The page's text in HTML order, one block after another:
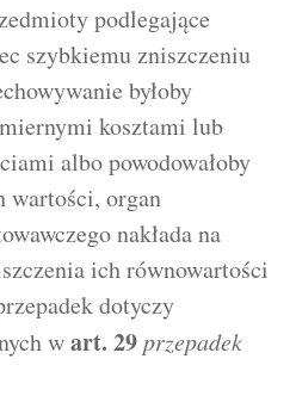
podlegające
szybkiemu zniszczeniu
byłoby
kosztami lub
albo powodowałoby
wartości, organ
nakłada na
ich równowartości
dotyczy
wart. 29 przepadek